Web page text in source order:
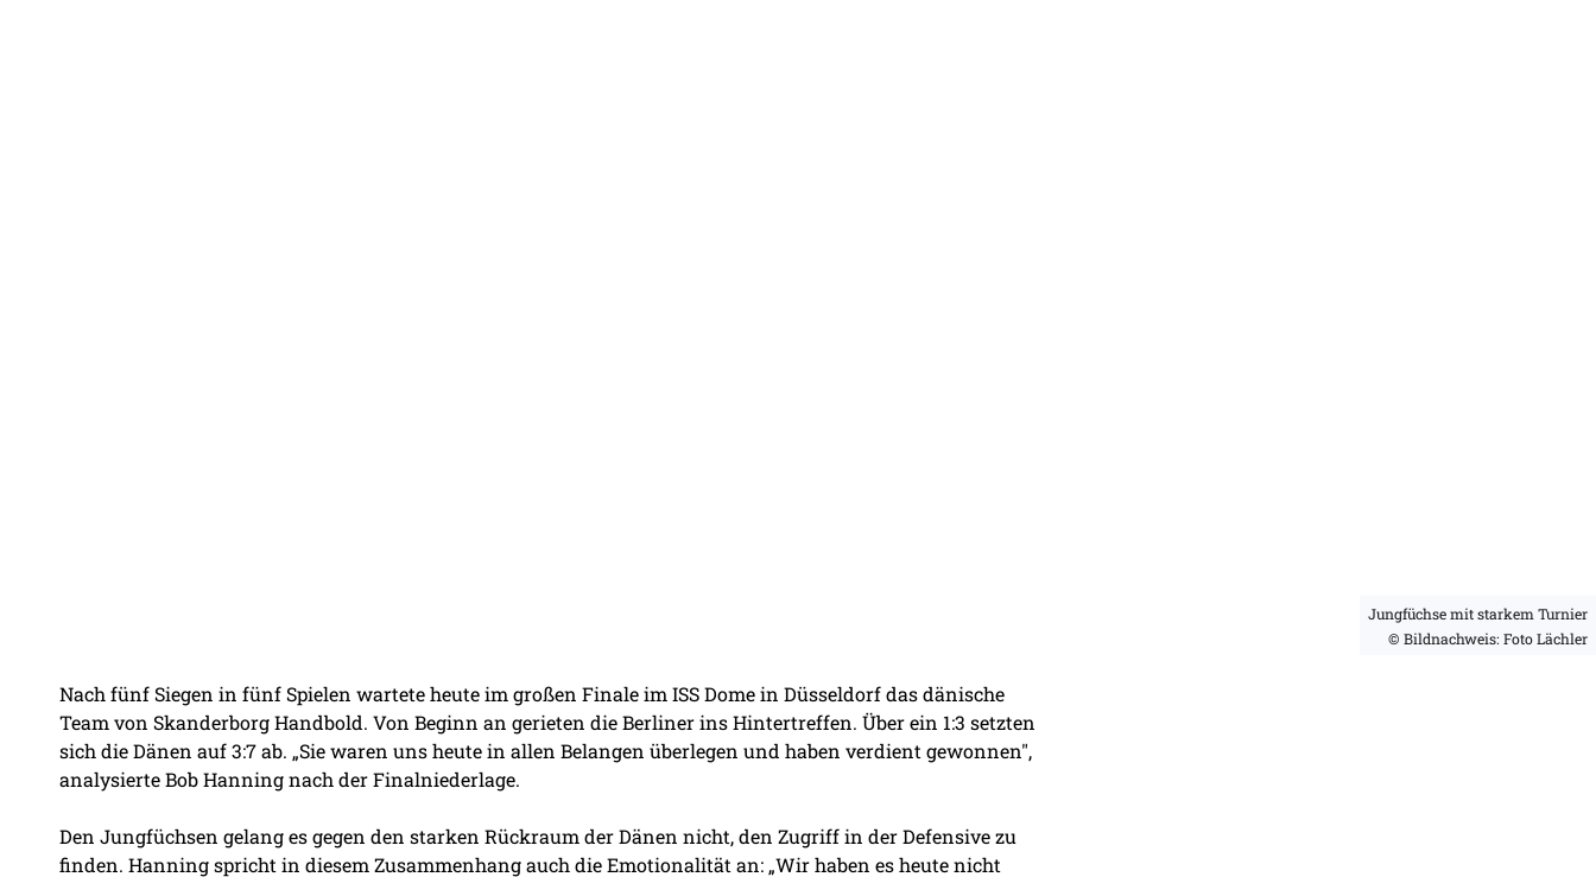
Jungfüchse mit starkem Turnier
© Bildnachweis: Foto Lächler
Nach fünf Siegen in fünf Spielen wartete heute im großen Finale im ISS Dome in Düsseldorf das dänische
Team von Skanderborg Handbold. Von Beginn an gerieten die Berliner ins Hintertreffen. Über ein 1:3 setzten
sich die Dänen auf 3:7 ab. „Sie waren uns heute in allen Belangen überlegen und haben verdient gewonnen",
analysierte Bob Hanning nach der Finalniederlage.
Den Jungfüchsen gelang es gegen den starken Rückraum der Dänen nicht, den Zugriff in der Defensive zu
finden. Hanning spricht in diesem Zusammenhang auch die Emotionalität an: „Wir haben es heute nicht